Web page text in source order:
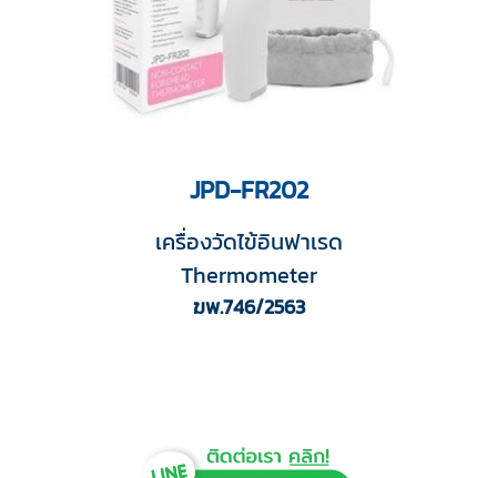
JPD-FR202
เครื่องวัดไข้อินฟาเรด
Thermometer
ฆพ.746/2563